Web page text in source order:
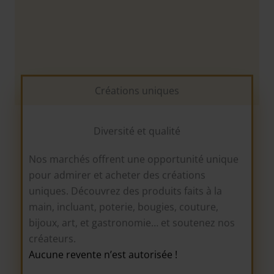
Créations uniques
Diversité et qualité
Nos marchés offrent une opportunité unique
pour admirer et acheter des créations
uniques. Découvrez des produits faits à la
main, incluant, poterie, bougies, couture,
bijoux, art, et gastronomie… et soutenez nos
créateurs.
Aucune revente n’est autorisée !
1. Un cadre pittoresque pour chaque
marché